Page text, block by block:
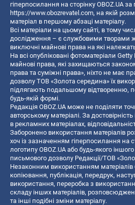
гіперпосилання на сторінку OBOZ.UA
https://www.obozrevatel.com, на якій
матеріал в першому абзаці матеріалу.
Всі матеріали на цьому сайті, в тому
дослідження – є службовими творами
виключні майнові права на які
На всі опубліковані фотоматеріали
майнові права, які захищаються
права та суміжні права», ніхто не має
дозволу ТОВ «Золота середина» їх
підлягають подальшому відтворенню,
будь-якій формі.
Редакція OBOZ.UA може не поділяти
авторському матеріалі. За
в рекламних матеріалах,
Заборонено використання матеріалів
хоч із зазначенням гіперпосилання на
логотипу OBOZ.UA або будь-якого
письмового дозволу Редакції/ТОВ
Незаконним використанням
копiювання, публiкацiя, передрук,
використання, переробка з
складу інших матеріалів,
та інші подібні зміни матеріалу.